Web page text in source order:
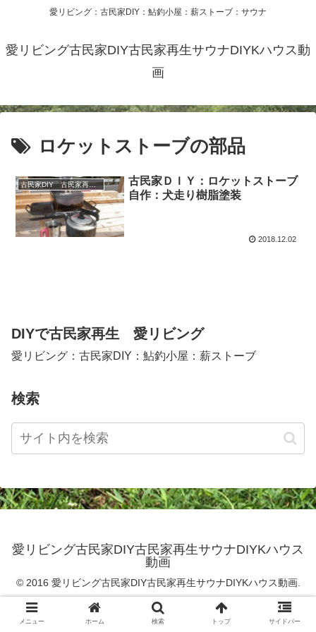
愛リビング：古民家DIY：鮎釣小屋：薪ストーブ：サウナ
愛リビング古民家DIY古民家再生サウナDIYKハウス動
画
ロケットストーブの部品
古民家DIY 古民家再生 別荘 リフォーム 小屋 薪ストーブ
古民家ＤＩＹ：ロケットストーブ
自作：犬走り樹脂塗装
2018.12.02
DIYで古民家再生 愛リビング
愛リビング：古民家DIY：鮎釣小屋：薪ストーブ
検索
愛リビング古民家DIY古民家再生サウナDIYKハウス
動画
© 2016 愛リビング古民家DIY古民家再生サウナDIYKハウス動画.
メニュー ホーム 検索 トップ サイドバー